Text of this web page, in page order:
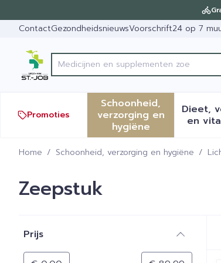
ContactGezondheidsnieuwsVoorschrift24 op 7
Product, merk, categorie...
Promoties
Schoonheid,
verzorging en
hygiëneToon submenu
Dieet,
en
Home / Schoonheid, verzorging en hygiëne /
Zeepstuk
Prijs